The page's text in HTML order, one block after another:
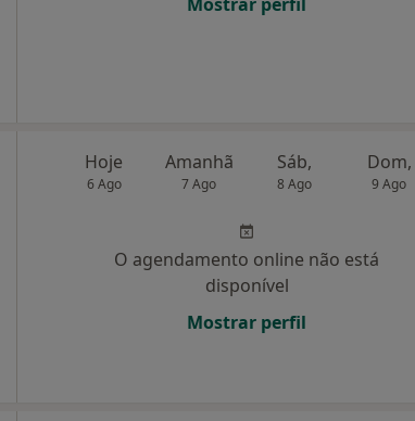
Hoje
6 Ago
Amanhã
7 Ago
Sáb,
8 Ago
Dom,
9 Ago
O agendamento online não está
disponível
Mostrar perfil